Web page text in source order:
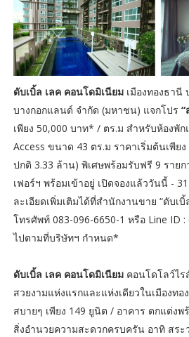
ดับเบิ้ล เลค คอนโดมิเนียมเมืองทองธานี
บางกอกแลนด์ จำกัด (มหาชน) แจกโปร
เพียง 50,000 บาท* / ตร.ม สำหรับห้องพั
Access ขนาด 43 ตร.ม ราคาเริ่มต้นเพีย
ปกติ 3.33 ล้าน) พิเศษพร้อมรับฟรี 9 ราย
เฟอร์ฯ พร้อมเข้าอยู่ เปิดจองแล้ววันนี้ -
ละเอียดเพิ่มเติมได้ที่สำนักงานขาย “ดับเ
โทรศัพท์ 083-096-6650-1 หรือ Line ID :
ไปตามที่บริษัทฯ กำหนด*
ดับเบิ้ล เลค คอนโดมิเนียม คอนโดโลว์ไ
สวยงามแห่งแรกและแห่งเดียวในเมืองท
สบายๆ เพียง 149 ยูนิต / อาคาร ตกแต่งพ
สิ่งอำนวยความสะดวกครบครัน อาทิ สระ